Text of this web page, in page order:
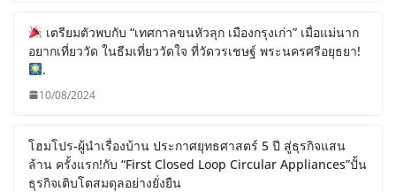
เตรียมตัวพบกับ “เทศกาลขนหัวลุก เมืองกรุงเก่า” เมื่อแม่นาก
อยากเที่ยววัด ในธีมเที่ยววัดใจ ที่วัดวรเชษฐ์ พระนครศรีอยุธยา!
.
10/08/2024
โฮมโปร-ผู้นำเรื่องบ้าน ประกาศยุทธศาสตร์ 5 ปี สู่ธุรกิจแสน
ล้าน ครั้งแรก!กับ “First Closed Loop Circular Appliances”ปั้น
ธุรกิจเติบโตสมดุลอย่างยั่งยืน